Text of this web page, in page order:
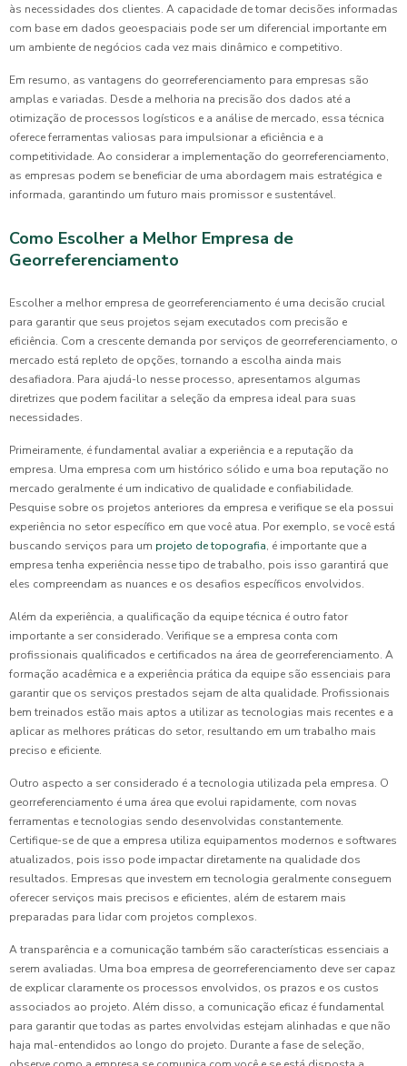
às necessidades dos clientes. A capacidade de tomar decisões informadas
com base em dados geoespaciais pode ser um diferencial importante em
um ambiente de negócios cada vez mais dinâmico e competitivo.
Em resumo, as vantagens do georreferenciamento para empresas são
amplas e variadas. Desde a melhoria na precisão dos dados até a
otimização de processos logísticos e a análise de mercado, essa técnica
oferece ferramentas valiosas para impulsionar a eficiência e a
competitividade. Ao considerar a implementação do georreferenciamento,
as empresas podem se beneficiar de uma abordagem mais estratégica e
informada, garantindo um futuro mais promissor e sustentável.
Como Escolher a Melhor Empresa de
Georreferenciamento
Escolher a melhor empresa de georreferenciamento é uma decisão crucial
para garantir que seus projetos sejam executados com precisão e
eficiência. Com a crescente demanda por serviços de georreferenciamento, o
mercado está repleto de opções, tornando a escolha ainda mais
desafiadora. Para ajudá-lo nesse processo, apresentamos algumas
diretrizes que podem facilitar a seleção da empresa ideal para suas
necessidades.
Primeiramente, é fundamental avaliar a experiência e a reputação da
empresa. Uma empresa com um histórico sólido e uma boa reputação no
mercado geralmente é um indicativo de qualidade e confiabilidade.
Pesquise sobre os projetos anteriores da empresa e verifique se ela possui
experiência no setor específico em que você atua. Por exemplo, se você está
buscando serviços para um projeto de topografia, é importante que a
empresa tenha experiência nesse tipo de trabalho, pois isso garantirá que
eles compreendam as nuances e os desafios específicos envolvidos.
Além da experiência, a qualificação da equipe técnica é outro fator
importante a ser considerado. Verifique se a empresa conta com
profissionais qualificados e certificados na área de georreferenciamento. A
formação acadêmica e a experiência prática da equipe são essenciais para
garantir que os serviços prestados sejam de alta qualidade. Profissionais
bem treinados estão mais aptos a utilizar as tecnologias mais recentes e a
aplicar as melhores práticas do setor, resultando em um trabalho mais
preciso e eficiente.
Outro aspecto a ser considerado é a tecnologia utilizada pela empresa. O
georreferenciamento é uma área que evolui rapidamente, com novas
ferramentas e tecnologias sendo desenvolvidas constantemente.
Certifique-se de que a empresa utiliza equipamentos modernos e softwares
atualizados, pois isso pode impactar diretamente na qualidade dos
resultados. Empresas que investem em tecnologia geralmente conseguem
oferecer serviços mais precisos e eficientes, além de estarem mais
preparadas para lidar com projetos complexos.
A transparência e a comunicação também são características essenciais a
serem avaliadas. Uma boa empresa de georreferenciamento deve ser capaz
de explicar claramente os processos envolvidos, os prazos e os custos
associados ao projeto. Além disso, a comunicação eficaz é fundamental
para garantir que todas as partes envolvidas estejam alinhadas e que não
haja mal-entendidos ao longo do projeto. Durante a fase de seleção,